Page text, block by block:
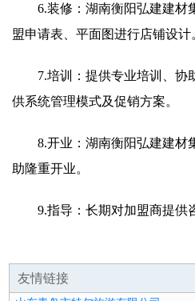
6.装修：湖南衡阳弘建建材
盟申请表、平面图进行店铺设计
7.培训：提供专业培训、协
供系统管理模式及促销方案。
8.开业：湖南衡阳弘建建材
助隆重开业。
9.指导：长期对加盟商提供
友情链接